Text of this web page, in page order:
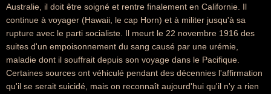
Australie, il doit être soigné et rentre finalement en Californie. Il
continue à voyager (Hawaii, le cap Horn) et à militer jusqu'à sa
rupture avec le parti socialiste. Il meurt le 22 novembre 1916 des
suites d'un empoisonnement du sang causé par une urémie,
maladie dont il souffrait depuis son voyage dans le Pacifique.
Certaines sources ont véhiculé pendant des décennies l'affirmation
qu'il se serait suicidé, mais on reconnaît aujourd'hui qu'il n'y a rien